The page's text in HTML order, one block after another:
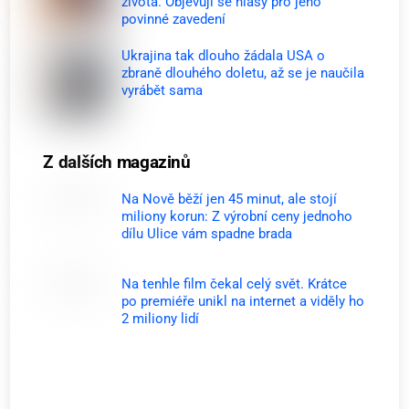
povinné zavedení
Ukrajina tak dlouho žádala USA o
zbraně dlouhého doletu, až se je naučila
vyrábět sama
Z dalších magazinů
Na Nově běží jen 45 minut, ale stojí
miliony korun: Z výrobní ceny jednoho
dílu Ulice vám spadne brada
Na tenhle film čekal celý svět. Krátce
po premiéře unikl na internet a viděly ho
2 miliony lidí